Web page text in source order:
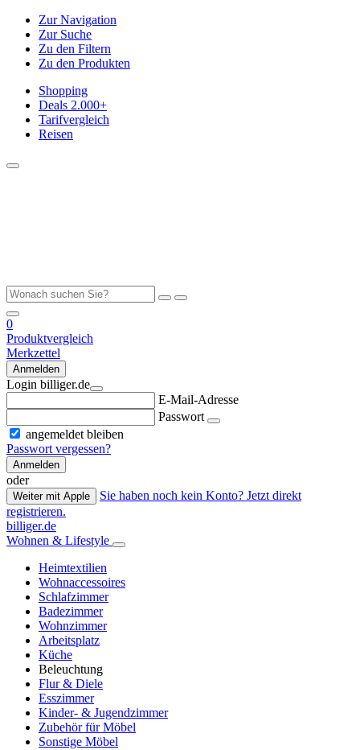
Zur Navigation
Zur Suche
Zu den Filtern
Zu den Produkten
Shopping
Deals 2.000+
Tarifvergleich
Reisen
0
Produktvergleich
Merkzettel
Anmelden
Login billiger.de
E-Mail-Adresse
Passwort
angemeldet bleiben
Passwort vergessen?
Anmelden
oder
Weiter mit Apple
Sie haben noch kein Konto? Jetzt direkt
registrieren.
billiger.de
Wohnen & Lifestyle
Heimtextilien
Wohnaccessoires
Schlafzimmer
Badezimmer
Wohnzimmer
Arbeitsplatz
Küche
Beleuchtung
Flur & Diele
Esszimmer
Kinder- & Jugendzimmer
Zubehör für Möbel
Sonstige Möbel